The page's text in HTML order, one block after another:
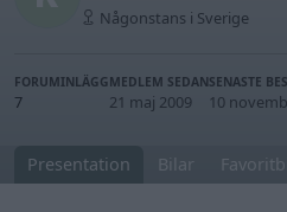
Någonstans i Sverige
FORUMINLÄGG
7
MEDLEM SEDAN
21 maj 2009
SENASTE
10
Presentation Bilar